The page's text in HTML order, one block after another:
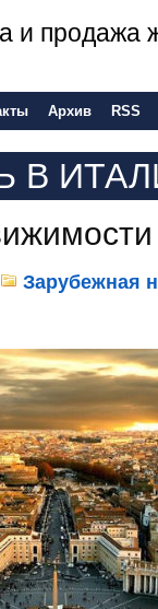
и продажа
Архив RSS
В
Зарубежная